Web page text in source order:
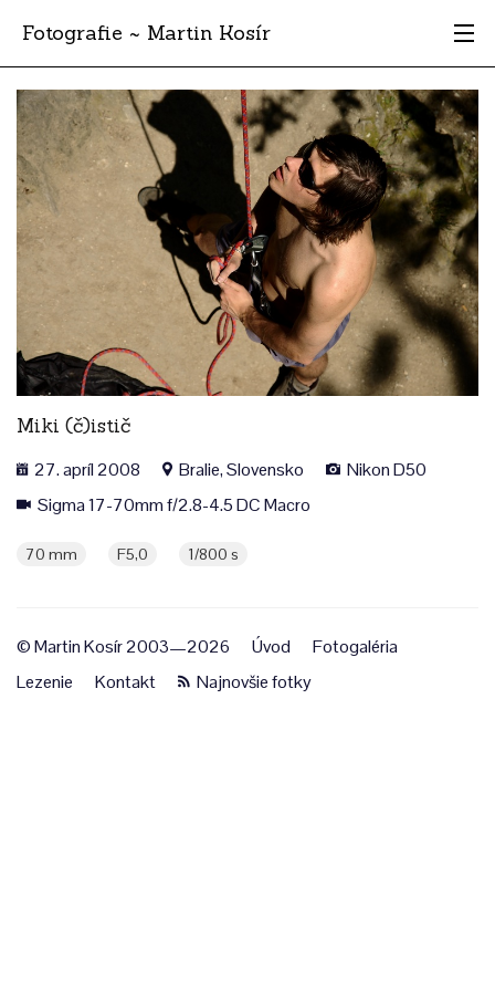
Fotografie ~ Martin Kosír
Moje obľúbené
Albumy
Miesta
Archív
Vyhľadávanie
Miki (č)istič
27. apríl 2008 Bralie, Slovensko
Nikon D50
Sigma 17-70mm f/2.8-4.5 DC Macro
70 mm F5,0 1/800 s
© Martin Kosír 2003—2026 Úvod
Fotogaléria
Lezenie
Kontakt Najnovšie fotky